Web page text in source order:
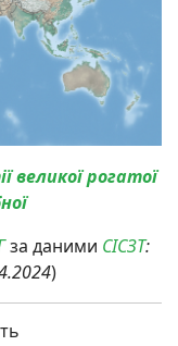
рогатої
за даними СІСЗТ:
)